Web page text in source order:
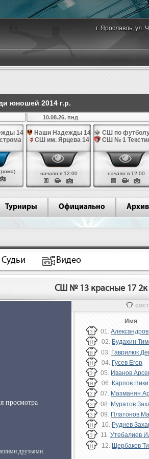
г. Ярославль, ул.
юношей 2014 г.р.
14
14
10.08.26, пнд
Наши Надежды 14
СШ им. Ярцева 14
начало в 12:00
СШ по футболу
СШ № 1
начало в 12:00
Турниры Официально Архив
Судьи Видео
СШ № 13 красные 17 2к
Имя
З 01.
Н 02. Будахин
В 03. Гаврилюк
Н 04. Гусев Егор
З 05. Иванов
Н 06. Карпов
З 07. Мазманян
З 08. Муратов
З 09. Платонов
Н 10. Руднев
З 11. Утебалиев
Н 12. Щербаков